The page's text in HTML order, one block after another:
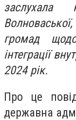
заслухала
громад
інтеграції
2024 рік.
Про це
державна